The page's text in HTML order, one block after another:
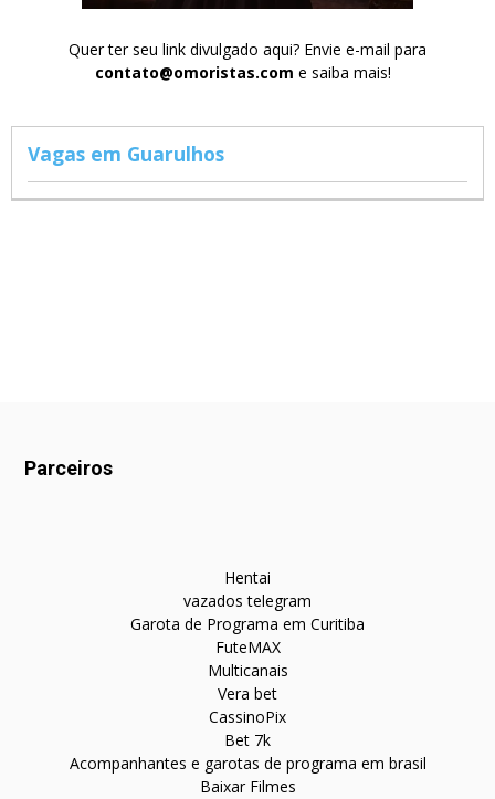
Quer ter seu link divulgado aqui? Envie e-mail para
contato@omoristas.com e saiba mais!
Vagas em Guarulhos
Parceiros
Hentai
vazados telegram
Garota de Programa em Curitiba
FuteMAX
Multicanais
Vera bet
CassinoPix
Bet 7k
Acompanhantes e garotas de programa em brasil
Baixar Filmes